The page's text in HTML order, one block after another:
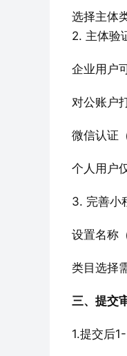
对公账户
微信认证
三、提交